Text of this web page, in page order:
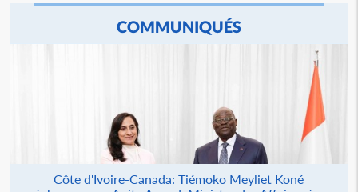
COMMUNIQUÉS
Côte d'Ivoire-Canada: Tiémoko Meyliet Koné